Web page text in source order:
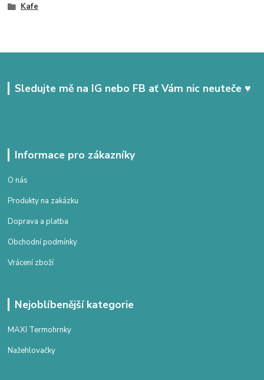
Kafe
Sledujte mě na IG nebo FB ať Vám nic neuteče ♥
Informace pro zákazníky
O nás
Produkty na zakázku
Doprava a platba
Obchodní podmínky
Vrácení zboží
Nejoblíbenější kategorie
MAXI Termohrnky
Nažehlovačky